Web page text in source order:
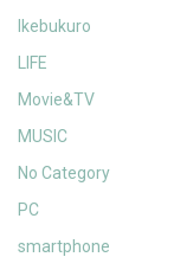
Ikebukuro
LIFE
Movie&TV
MUSIC
No Category
PC
smartphone